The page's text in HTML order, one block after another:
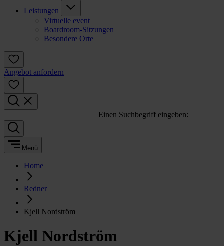
Leistungen
Virtuelle event
Boardroom-Sitzungen
Besondere Orte
Angebot anfordern
Einen Suchbegriff eingeben:
Menü
Home
Redner
Kjell Nordström
Kjell Nordström